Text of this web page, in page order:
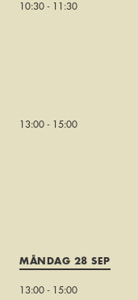
10:30 - 11:30
13:00 - 15:00
MÅNDAG 28 SEP
13:00 - 15:00